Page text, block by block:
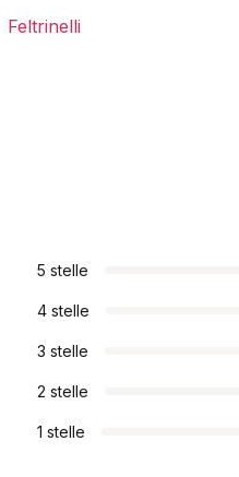
Feltrinelli
5 stelle
4 stelle
3 stelle
2 stelle
1 stelle